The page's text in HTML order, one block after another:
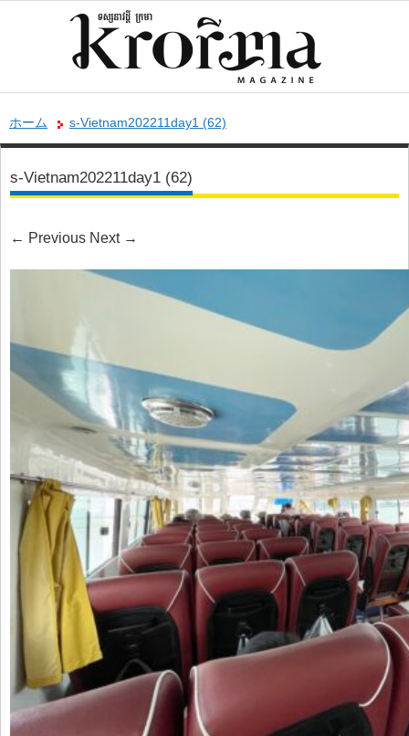
ホーム s-Vietnam202211day1 (62)
s-Vietnam202211day1 (62)
← Previous Next →